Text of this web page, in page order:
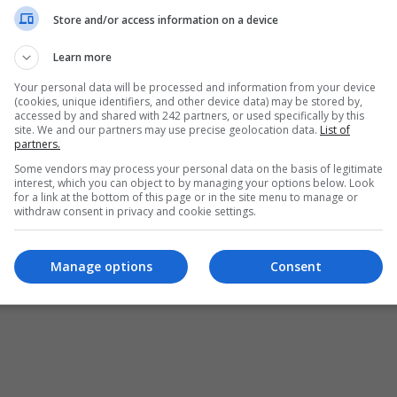
ȘI CONDIȚII DE UTILIZARE POLITICA DE CONFIDENȚIALITATE POLITICA
rezervate Diaspora Media Network S.R.L - Interzisă copierea conținutului
Store and/or access information on a device
Learn more
Your personal data will be processed and information from your device
(cookies, unique identifiers, and other device data) may be stored by,
accessed by and shared with 242 partners, or used specifically by this
site. We and our partners may use precise geolocation data. List of
partners.
Some vendors may process your personal data on the basis of legitimate
interest, which you can object to by managing your options below. Look
for a link at the bottom of this page or in the site menu to manage or
withdraw consent in privacy and cookie settings.
Consent
Manage options